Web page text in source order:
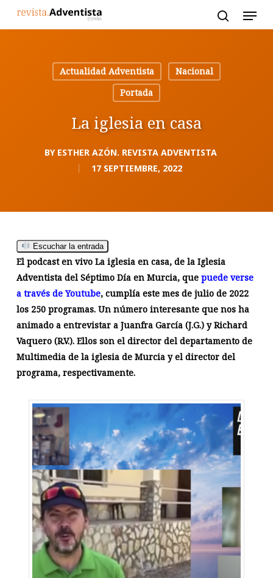
Actualidad Adventista
Nacional
Portada
La iglesia en casa
BY ESTHER AZÓN. REVISTA ADVENTISTA
17 SEPTIEMBRE, 2022
Escuchar la entrada
El podcast en vivo La iglesia en casa, de la Iglesia
Adventista del Séptimo Día en Murcia, que puede verse
a través de Youtube, cumplía este mes de julio de 2022
los 250 programas. Un número interesante que nos ha
animado a entrevistar a Juanfra García (J.G.) y Richard
Vaquero (R.V.). Ellos son el director del departamento de
Multimedia de la iglesia de Murcia y el director del
programa, respectivamente.